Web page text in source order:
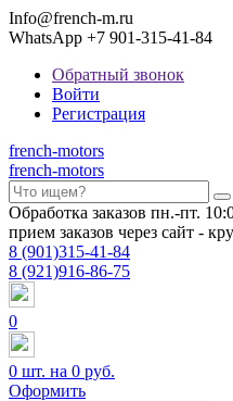
Info@french-m.ru
WhatsApp +7 901-315-41-84
Обратный звонок
Войти
Регистрация
french-motors
french-motors
Обработка заказов пн.-пт.
прием заказов через сайт -
8 (901)315-41-84
8 (921)916-86-75
0
0 шт. на 0 руб.
Оформить